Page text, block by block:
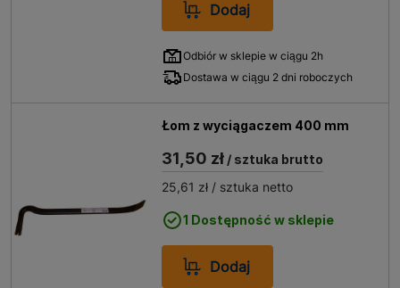
Dodaj
Odbiór w sklepie w ciągu 2h
Dostawa w ciągu 2 dni roboczych
Łom z wyciągaczem 400 mm
31,50 zł / sztuka brutto
25,61 zł / sztuka netto
1 Dostępność w sklepie
Dodaj